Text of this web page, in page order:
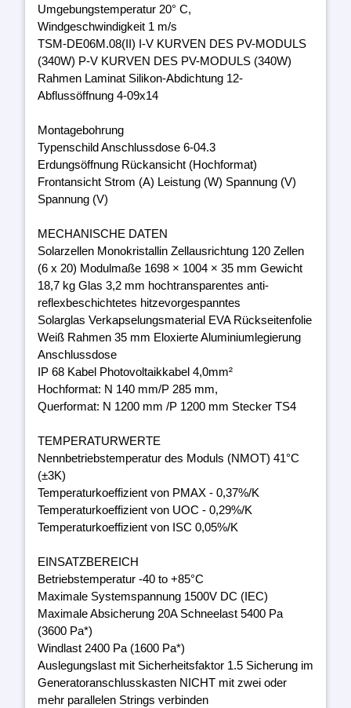
Umgebungstemperatur 20° C,
Windgeschwindigkeit 1 m/s
TSM-DE06M.08(II) I-V KURVEN DES PV-MODULS
(340W) P-V KURVEN DES PV-MODULS (340W)
Rahmen Laminat Silikon-Abdichtung 12-
Abflussöffnung 4-09x14
Montagebohrung
Typenschild Anschlussdose 6-04.3
Erdungsöffnung Rückansicht (Hochformat)
Frontansicht Strom (A) Leistung (W) Spannung (V)
Spannung (V)
MECHANISCHE DATEN
Solarzellen Monokristallin Zellausrichtung 120 Zellen
(6 x 20) Modulmaße 1698 × 1004 × 35 mm Gewicht
18,7 kg Glas 3,2 mm hochtransparentes anti-
reflexbeschichtetes hitzevorgespanntes
Solarglas Verkapselungsmaterial EVA Rückseitenfolie
Weiß Rahmen 35 mm Eloxierte Aluminiumlegierung
Anschlussdose
IP 68 Kabel Photovoltaikkabel 4,0mm²
Hochformat: N 140 mm/P 285 mm,
Querformat: N 1200 mm /P 1200 mm Stecker TS4
TEMPERATURWERTE
Nennbetriebstemperatur des Moduls (NMOT) 41°C
(±3K)
Temperaturkoeffizient von PMAX - 0,37%/K
Temperaturkoeffizient von UOC - 0,29%/K
Temperaturkoeffizient von ISC 0,05%/K
EINSATZBEREICH
Betriebstemperatur -40 to +85°C
Maximale Systemspannung 1500V DC (IEC)
Maximale Absicherung 20A Schneelast 5400 Pa
(3600 Pa*)
Windlast 2400 Pa (1600 Pa*)
Auslegungslast mit Sicherheitsfaktor 1.5 Sicherung im
Generatoranschlusskasten NICHT mit zwei oder
mehr parallelen Strings verbinden